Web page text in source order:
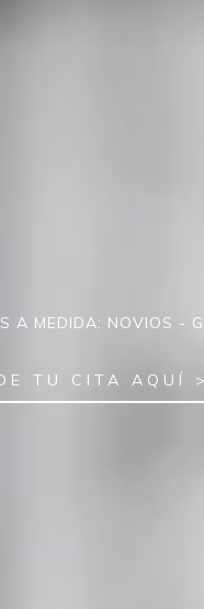
A MEDIDA: NOVIOS -
TU CITA AQUÍ